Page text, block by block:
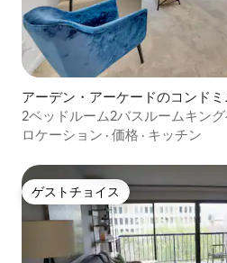
アーデン・アーケードのコンドミ
2ベッドルーム2バスルームキン
ォルニア州立大学サクラメント校
ロケーション · 価格 · キッチン
ゲストチョイス
ゲストチョイス